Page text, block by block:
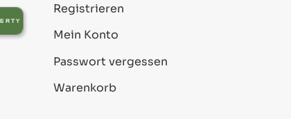
Registrieren
Mein Konto
Passwort vergessen
Warenkorb